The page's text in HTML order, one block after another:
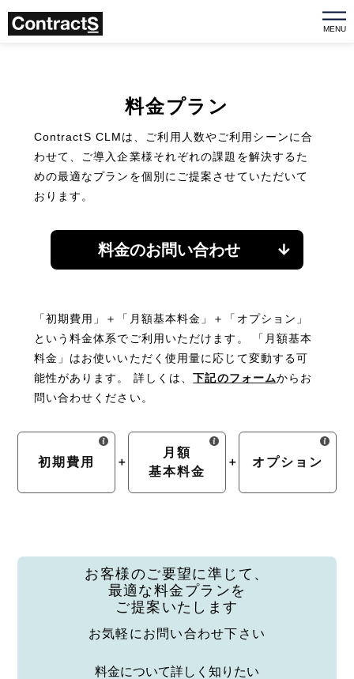
MENU
料金プラン
ContractS CLMは、ご利用人数やご利用シーンに合
わせて、
ご導入企業様それぞれの課題を解決するた
めの最適なプランを個別にご提案させていただいて
おります。
料金のお問い合わせ
「初期費用」＋「月額基本料金」＋「オプション」
という料金体系でご利用いただけます。
「月額基本
料金」はお使いいただく使用量に応じて変動する可
能性があります。
詳しくは、下記のフォームからお
問い合わせください。
初期費用
月額
基本料金
オプション
お客様のご要望に準じて、
最適な料金プランを
ご提案いたします
お気軽にお問い合わせ下さい
料金について詳しく知りたい